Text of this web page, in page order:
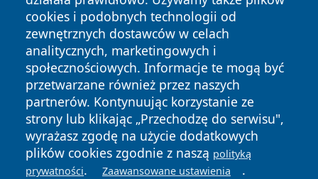
cookies i podobnych technologii od
zewnętrznych dostawców w celach
analitycznych, marketingowych i
społecznościowych. Informacje te mogą być
przetwarzane również przez naszych
partnerów. Kontynuując korzystanie ze
strony lub klikając „Przechodzę do serwisu",
wyrażasz zgodę na użycie dodatkowych
plików cookies zgodnie z naszą polityką
prywatności. Zaawansowane ustawienia .
Copyright © 2026 czestochowanews.pl Wszystkie prawa
zastrzeżone.
News Autorzy
Polityka
Prywatności
Polityka
Cookies
cześć